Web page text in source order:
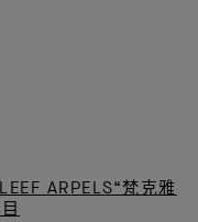
ARPELS“梵克雅